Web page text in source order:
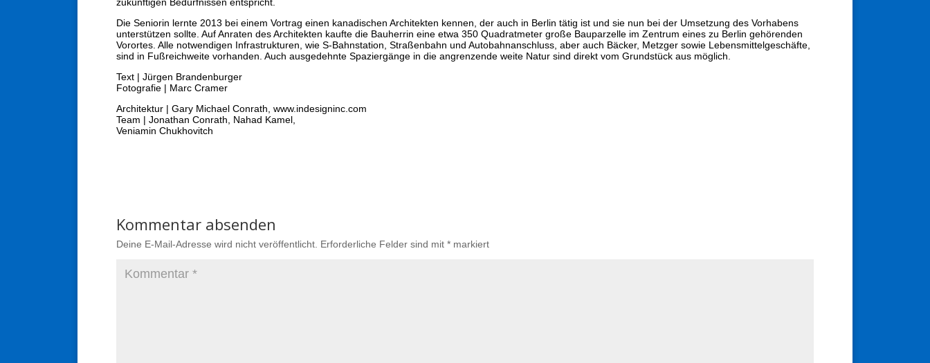
Die Seniorin lernte 2013 bei einem Vortrag einen kanadischen Architekten kennen, der auch in Berlin tätig ist und sie nun bei der Umsetzung des Vorhabens
unterstützen sollte. Auf Anraten des Architekten kaufte die Bauherrin eine etwa 350 Quadratmeter große Bauparzelle im Zentrum eines zu Berlin gehörenden
Vorortes. Alle notwendigen Infrastrukturen, wie S-Bahnstation, Straßenbahn und Autobahnanschluss, aber auch Bäcker, Metzger sowie Lebensmittelgeschäfte,
sind in Fußreichweite vorhanden. Auch ausgedehnte Spaziergänge in die angrenzende weite Natur sind direkt vom Grundstück aus möglich.
Text | Jürgen Brandenburger
Fotografie | Marc Cramer
Architektur | Gary Michael Conrath, www.indesigninc.com
Team | Jonathan Conrath, Nahad Kamel,
Veniamin Chukhovitch
Kommentar absenden
Deine E-Mail-Adresse wird nicht veröffentlicht. Erforderliche Felder sind mit * markiert